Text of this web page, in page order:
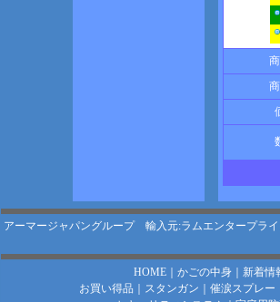
アーマージャパングループ 輸入元:ラムエンタープラ
HOME｜ かごの中身｜ 新着情
お買い得品
スタンガン 催涙スプレー